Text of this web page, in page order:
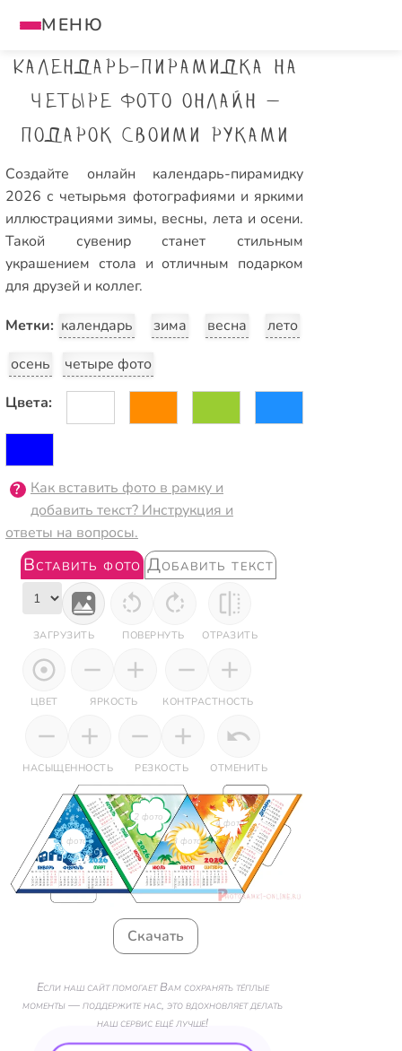
МЕНЮ
Календарь-пирамидка на
четыре фото онлайн —
подарок своими руками
Создайте онлайн календарь-пирамидку
2026 с четырьмя фотографиями и яркими
иллюстрациями зимы, весны, лета и осени.
Такой сувенир станет стильным
украшением стола и отличным подарком
для друзей и коллег.
Метки: календарь зима весна
лето
осень
четыре фото
Цвета:
Как вставить фото в рамку и
добавить текст? Инструкция и
ответы на вопросы.
Вставить фото Добавить текст
ЗАГРУЗИТЬ ПОВЕРНУТЬ ОТРАЗИТЬ
ЦВЕТ ЯРКОСТЬ КОНТРАСТНОСТЬ
НАСЫЩЕННОСТЬ РЕЗКОСТЬ ОТМЕНИТЬ
1 фото
2 фото
3 фото
4 фото
Скачать
Если наш сайт помогает Вам сохранять тёплые
моменты — поддержите нас, это вдохновляет делать
наш сервис ещё лучше!